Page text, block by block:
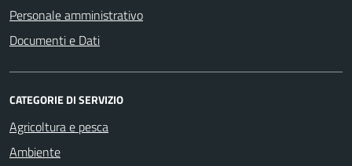
Personale amministrativo
Documenti e Dati
CATEGORIE DI SERVIZIO
Agricoltura e pesca
Ambiente